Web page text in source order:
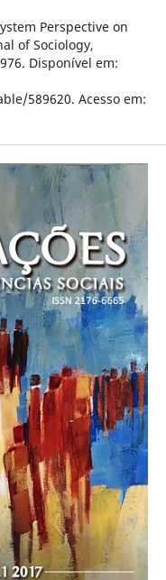
Perspective on
of Sociology,
Disponível em:
589620. Acesso em: